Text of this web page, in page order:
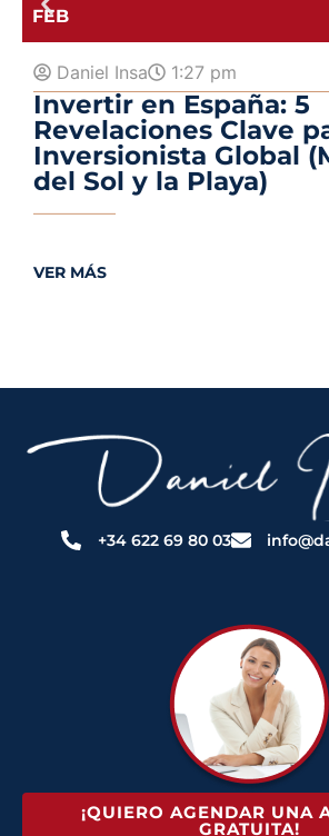
FEB
Daniel Insa 1:27 pm
Invertir en España: 5
Revelaciones Clave
Inversionista Global
del Sol y la Playa)
VER MÁS
+34 622 69 80 03
¡QUIERO AGENDAR UNA
GRATUITA!